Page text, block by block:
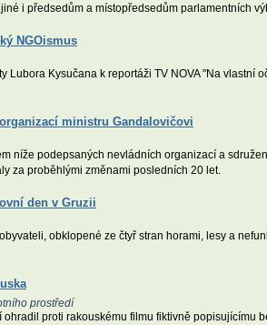
i předsedům a místopředsedům parlamentních
NGOismus
Kysučana k reportáži TV NOVA "Na
ministru Gandalovičovi
níže podepsaných nevládních organizací a
za proběhlými změnami posledních 20 let.
den v Gruzii
obklopené ze čtyř stran horami, lesy a
prostředí
proti rakouskému filmu fiktivně